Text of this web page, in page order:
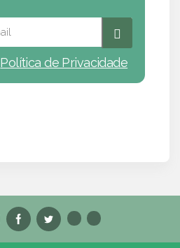
Política de Privacidade